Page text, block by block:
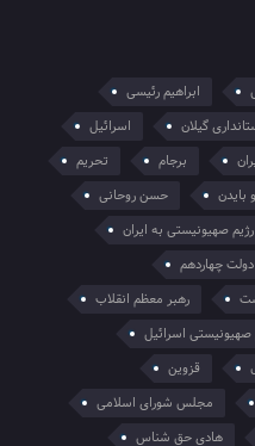
ابراهیم رئیسی
گیلان
اسرائیل
برجام
تحریم
بایدن
حسن روحانی
صهیونیستی به ایران
دولت چهاردهم
رهبر معظم انقلاب
صهیونیستی اسرائیل
قزوین
مجلس شورای اسلامی
هادی حق شناس